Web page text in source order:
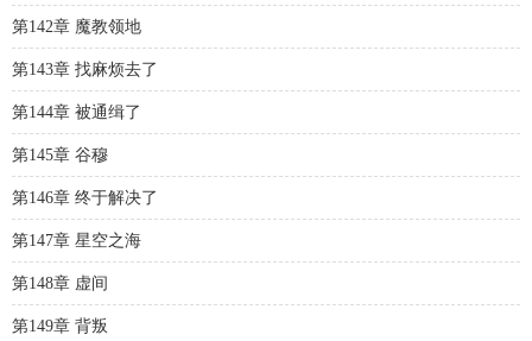
第142章 魔教领地
第143章 找麻烦去了
第144章 被通缉了
第145章 谷穆
第146章 终于解决了
第147章 星空之海
第148章 虚间
第149章 背叛